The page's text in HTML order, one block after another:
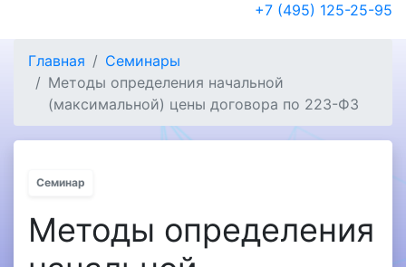
+7 (495) 125-25-95
Главная
Семинары
Методы определения начальной
(максимальной) цены договора по 223-ФЗ
Семинар
Методы определения